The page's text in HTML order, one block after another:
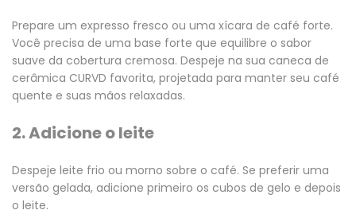
Prepare um expresso fresco ou uma xícara de café forte.
Você precisa de uma base forte que equilibre o sabor
suave da cobertura cremosa. Despeje na sua caneca de
cerâmica CURVD favorita, projetada para manter seu café
quente e suas mãos relaxadas.
2. Adicione o leite
Despeje leite frio ou morno sobre o café. Se preferir uma
versão gelada, adicione primeiro os cubos de gelo e depois
o leite.